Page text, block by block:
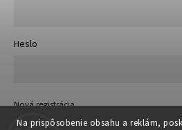
Na prispôsobenie obsahu a reklám,
Heslo
Nová registrácia
Zabudnuté heslo